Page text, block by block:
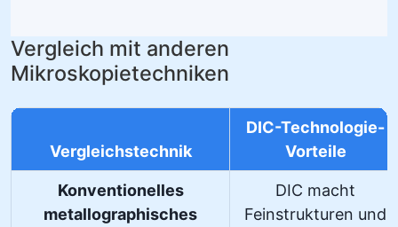
Vergleich mit anderen
Mikroskopietechniken
Vergleichstechnik
DIC-Technologie-
Vorteile
Konventionelles
metallographisches
DIC macht
Feinstrukturen und